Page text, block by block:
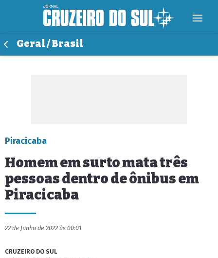
Geral / Brasil
Piracicaba
Homem em surto mata três
pessoas dentro de ônibus em
Piracicaba
22 de Junho de 2022 às 00:01
CRUZEIRO DO SUL